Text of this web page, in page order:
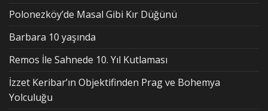
Polonezköy’de Masal Gibi Kır Düğünü
Barbara 10 yaşında
Remos İle Sahnede 10. Yıl Kutlaması
İzzet Keribar’ın Objektifinden Prag ve Bohemya
Yolculuğu